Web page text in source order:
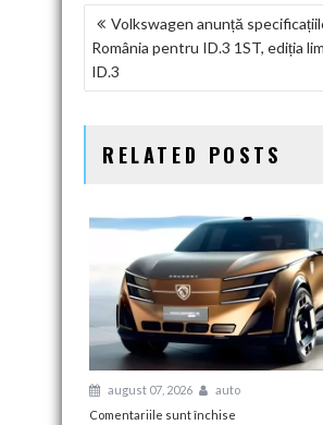
NAVIGARE
ÎN
ARTICOLE
Volkswagen anunță
România pentru ID.3 1ST, ediția
ID.3
RELATED POSTS
august 07, 2026
auto
Comentariile sunt închise